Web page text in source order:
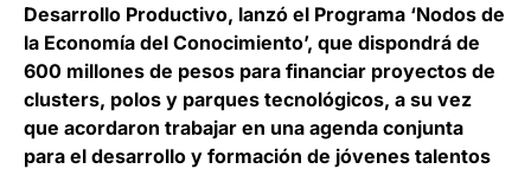
Desarrollo Productivo, lanzó el Programa ‘Nodos de
la Economía del Conocimiento’, que dispondrá de
600 millones de pesos para financiar proyectos de
clusters, polos y parques tecnológicos, a su vez
que acordaron trabajar en una agenda conjunta
para el desarrollo y formación de jóvenes talentos